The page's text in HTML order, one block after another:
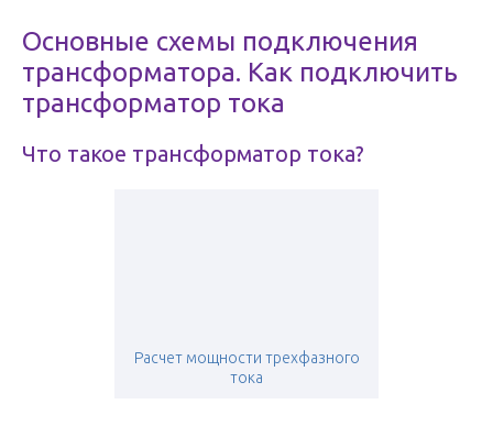
Основные схемы подключения
трансформатора. Как подключить
трансформатор тока
Что такое трансформатор тока?
Расчет мощности трехфазного
тока